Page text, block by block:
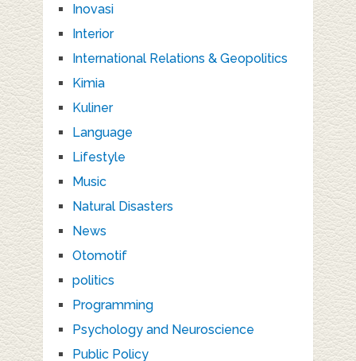
Inovasi
Interior
International Relations & Geopolitics
Kimia
Kuliner
Language
Lifestyle
Music
Natural Disasters
News
Otomotif
politics
Programming
Psychology and Neuroscience
Public Policy